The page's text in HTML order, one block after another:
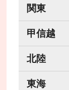
関東
甲信越
北陸
東海